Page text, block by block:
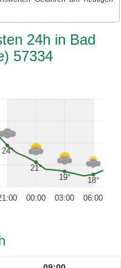
24h in Bad
57334
24°
21°
19° 18°
00:00 03:00 06:00